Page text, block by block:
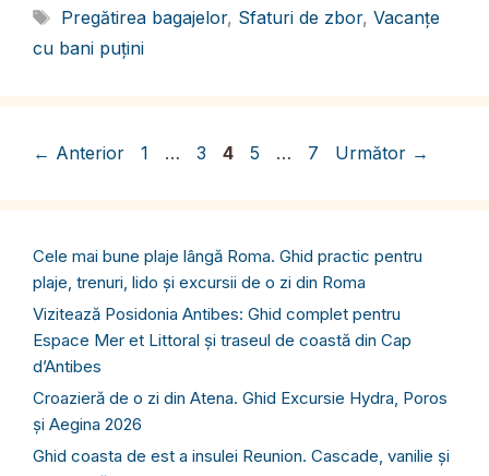
Etichete
Pregătirea bagajelor, Sfaturi de zbor, Vacanțe
cu bani puțini
← Anterior Pagina
1 … Pagina
3 Pagina
4 Pagina
5 … Pagina
7 Următor →
Cele mai bune plaje lângă Roma. Ghid practic pentru
plaje, trenuri, lido și excursii de o zi din Roma
Vizitează Posidonia Antibes: Ghid complet pentru
Espace Mer et Littoral și traseul de coastă din Cap
d’Antibes
Croazieră de o zi din Atena. Ghid Excursie Hydra, Poros
și Aegina 2026
Ghid coasta de est a insulei Reunion. Cascade, vanilie și